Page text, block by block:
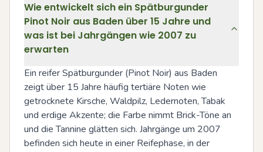
Wie entwickelt sich ein Spätburgunder
Pinot Noir aus Baden über 15 Jahre und
was ist bei Jahrgängen wie 2007 zu
erwarten
Ein reifer Spätburgunder (Pinot Noir) aus Baden
zeigt über 15 Jahre häufig tertiäre Noten wie
getrocknete Kirsche, Waldpilz, Ledernoten, Tabak
und erdige Akzente; die Farbe nimmt Brick-Töne an
und die Tannine glätten sich. Jahrgänge um 2007
befinden sich heute in einer Reifephase, in der